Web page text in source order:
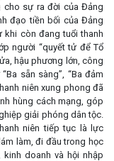
cho sự ra đời của Đảng
đạo tiền bối của Đảng
khi còn đang tuổi thanh
người “quyết tử để Tổ
hậu phương lớn, công
sẵn sàng”, “Ba đảm
niên xung phong đã
hùng cách mạng, góp
giải phóng dân tộc.
niên tiếp tục là lực
làm, đi đầu trong học
doanh và hội nhập